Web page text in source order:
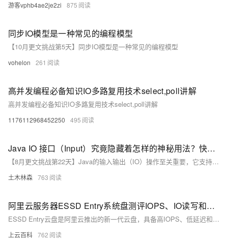
游客vphb4ae2je2zi 875
同步IO模型是一种常见的编程模型
【10月更文挑战第5天】同步IO模型是一种常见的编程模型
vohelon 261
高并发编程必备知识IO多路复用技术select,poll讲解
高并发编程必备知识IO多路复用技术select,poll讲解
1176112968452250 495
Java IO 接口（Input）究竟隐藏着怎样的神秘用法？快来一探究竟，解锁高效编程新境界！
【8月更文挑战第22天】Java的输入输出（IO）操作至关重要，它支持从多种来源读取数据，如文件、网络等。常用输入流包括`FileInputStream`，适用于按字节读取文件；结合`BufferedInputStream`可提升读取效率。此外，通过`Socket`和相关输入流，还能实现网络数据读取。合理选用这些流能有效支持程序的数据处理需求。
土木林森 763
阿里云服务器ESSD Entry系统盘测评IOPS、IO读写和时延性能参数
ESSD Entry云盘是阿里云推出的新一代云盘，具备高IOPS、低延迟和企业级数据保护能力。适用于开发与测试场景，支持按量付费和包年包月计费模式。99元和199元的ECS经济型e实例和通用算力型u1实例均采用ESSD Entry系统盘，性价比高。详细性能参数和价格请参考阿里云官方页面。
上云百科 762